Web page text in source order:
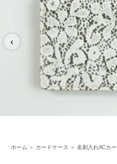
‹
ホーム ＞ カードケース ＞名刺入れ/ICカ